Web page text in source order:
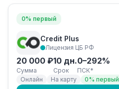
0% первый
Credit Plus
Лицензия ЦБ РФ
20 000 ₽
Сумма
10 дн.
Срок
0–292%
ПСК*
Онлайн
На карту 0% первый